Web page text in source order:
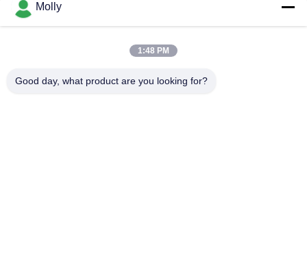
Colore professionale del nero della vite di Bolt della batteria
della trazione M10 con la testa della plastica
Parti della batteria del carrello elevatore di dimensione m.,
lunghezza 67mm pp materiali del galleggiante della spina dello
Molly
1:48 PM
Good day, what product are you looking for?